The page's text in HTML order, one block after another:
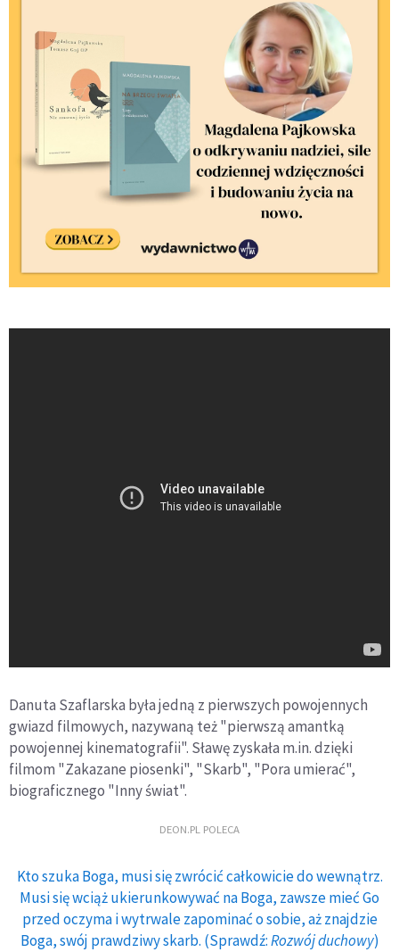
Danuta Szaflarska była jedną z pierwszych powojennych
gwiazd filmowych, nazywaną też "pierwszą amantką
powojennej kinematografii". Sławę zyskała m.in. dzięki
filmom "Zakazane piosenki", "Skarb", "Pora umierać",
biograficznego "Inny świat".
DEON.PL POLECA
Kto szuka Boga, musi się zwrócić całkowicie do wewnątrz.
Musi się wciąż ukierunkowywać na Boga, zawsze mieć Go
przed oczyma i wytrwale zapominać o sobie, aż znajdzie
Boga, swój prawdziwy skarb. (Sprawdź:Rozwój duchowy)